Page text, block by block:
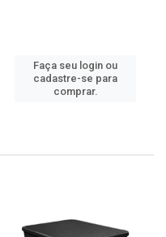
Faça seu login ou
cadastre-se para
comprar.